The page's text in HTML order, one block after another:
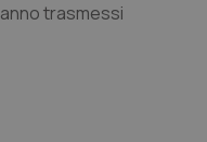
trasmessi